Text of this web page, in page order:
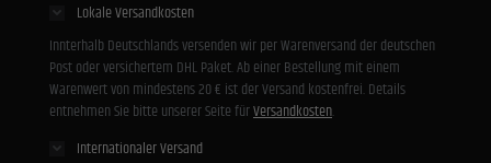
Lokale Versandkosten
Innterhalb Deutschlands versenden wir per Warenversand der deutschen
Post oder versichertem DHL Paket. Ab einer Bestellung mit einem
Warenwert von mindestens 20 € ist der Versand kostenfrei. Details
entnehmen Sie bitte unserer Seite fürVersandkosten.
Internationaler Versand